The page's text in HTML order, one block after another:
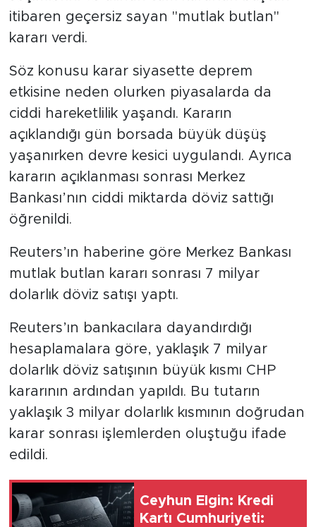
itibaren geçersiz sayan "mutlak butlan"
kararı verdi.
Söz konusu karar siyasette deprem
etkisine neden olurken piyasalarda da
ciddi hareketlilik yaşandı. Kararın
açıklandığı gün borsada büyük düşüş
yaşanırken devre kesici uygulandı. Ayrıca
kararın açıklanması sonrası Merkez
Bankası’nın ciddi miktarda döviz sattığı
öğrenildi.
Reuters’ın haberine göre Merkez Bankası
mutlak butlan kararı sonrası 7 milyar
dolarlık döviz satışı yaptı.
Reuters’ın bankacılara dayandırdığı
hesaplamalara göre, yaklaşık 7 milyar
dolarlık döviz satışının büyük kısmı CHP
kararının ardından yapıldı. Bu tutarın
yaklaşık 3 milyar dolarlık kısmının doğrudan
karar sonrası işlemlerden oluştuğu ifade
edildi.
Ceyhun Elgin: Kredi
Kartı Cumhuriyeti:
SAĞLIK
SİYASET
FOTO GALERİ
VİDEOLAR
SOSYAL MEDYA